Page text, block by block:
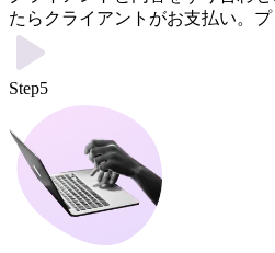
たらクライアントがお支払い。プ
Step5